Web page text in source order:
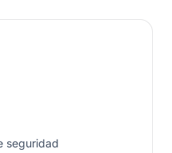
seguridad